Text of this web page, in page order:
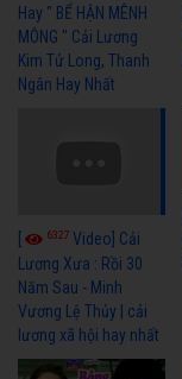
Hay " BỂ HẬN MÊNH
MÔNG " Cải Lương
Kim Tử Long, Thanh
Ngân Hay Nhất
6327 Video] Cải
Lương Xưa : Rồi 30
Năm Sau - Minh
Vương Lệ Thủy | cải
lương xã hội hay nhất